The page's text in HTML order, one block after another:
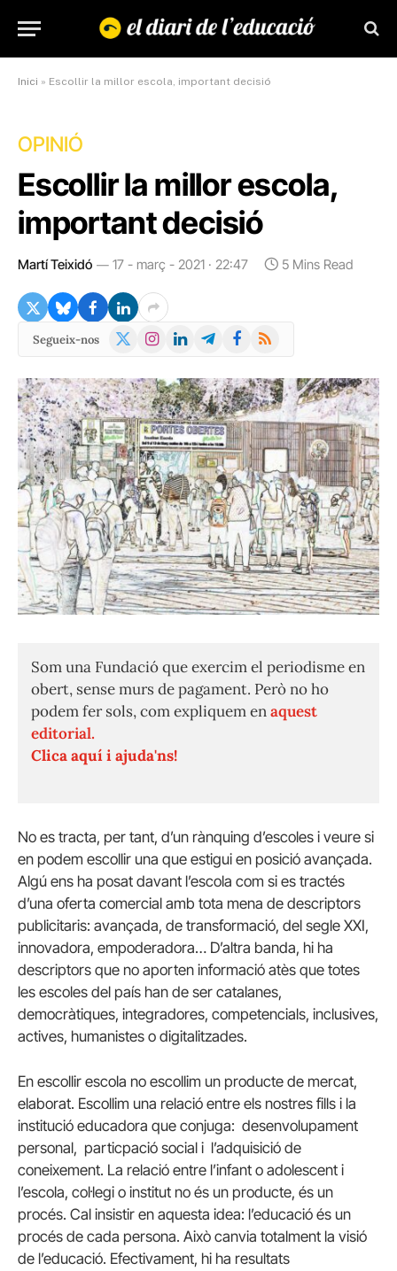
Inici » Escollir la millor escola, important decisió
OPINIÓ
Escollir la millor escola,
important decisió
Martí Teixidó 17 - març - 2021 · 22:47 5 Mins Read
Segueix-nos
X
Instagram
LinkedInTelegramFacebook
RSS
Som una Fundació que exercim el periodisme en
obert, sense murs de pagament. Però no ho
podem fer sols, com expliquem enaquest
editorial.
Clica aquí i ajuda'ns!
No es tracta, per tant, d’un rànquing d’escoles i veure si
en podem escollir una que estigui en posició avançada.
Algú ens ha posat davant l’escola com si es tractés
d’una oferta comercial amb tota mena de descriptors
publicitaris: avançada, de transformació, del segle XXI,
innovadora, empoderadora… D’altra banda, hi ha
descriptors que no aporten informació atès que totes
les escoles del país han de ser catalanes,
democràtiques, integradores, competencials, inclusives,
actives, humanistes o digitalitzades.
En escollir escola no escollim un producte de mercat,
elaborat. Escollim una relació entre els nostres fills i la
institució educadora que conjuga:  desenvolupament
personal,  particpació social i  l’adquisició de
coneixement. La relació entre l’infant o adolescent i
l’escola, col·legi o institut no és un producte, és un
procés. Cal insistir en aquesta idea: l’educació és un
procés de cada persona. Això canvia totalment la visió
de l’educació. Efectivament, hi ha resultats